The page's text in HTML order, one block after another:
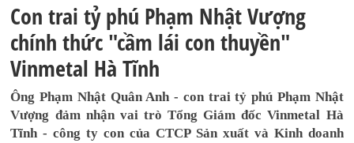
Con trai tỷ phú Phạm Nhật Vượng
chính thức "cầm lái con thuyền"
Vinmetal Hà Tĩnh
Ông Phạm Nhật Quân Anh - con trai tỷ phú Phạm Nhật
Vượng đảm nhận vai trò Tổng Giám đốc Vinmetal Hà
Tĩnh - công ty con của CTCP Sản xuất và Kinh doanh